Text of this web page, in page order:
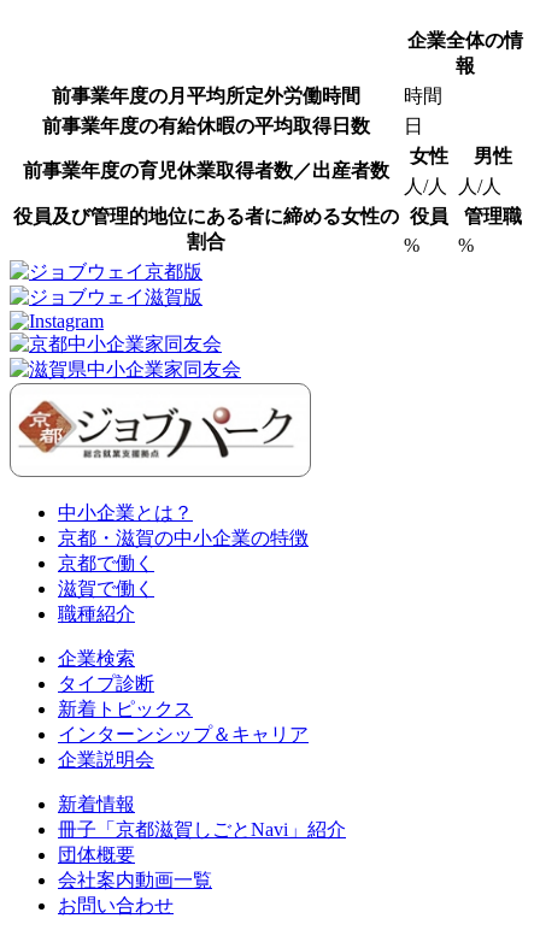
企業全体の情
報
前事業年度の月平均所定外労働時間
時間
前事業年度の有給休暇の平均取得日数
日
前事業年度の育児休業取得者数／出産者数
女性
男性
人/人
人/人
役員及び管理的地位にある者に締める女性の
割合
役員
管理職
%
%
中小企業とは？
京都・滋賀の中小企業の特徴
京都で働く
滋賀で働く
職種紹介
企業検索
タイプ診断
新着トピックス
インターンシップ＆キャリア
企業説明会
新着情報
冊子「京都滋賀しごとNavi」紹介
団体概要
会社案内動画一覧
お問い合わせ